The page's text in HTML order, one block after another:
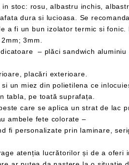
3mm.
placări exterioare.
pe toată suprafața.
care se aplica un strat de lac
fete colorate –